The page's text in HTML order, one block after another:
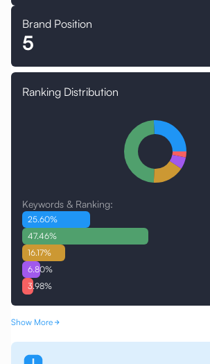
Brand Position
5
Ranking Distribution
Keywords & Ranking:
25.60%
47.46%
16.17%
6.80%
3.98%
Show More